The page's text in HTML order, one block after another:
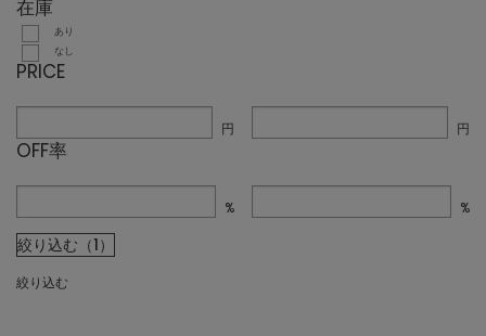
在庫
あり
なし
PRICE
円 円
OFF率
% %
絞り込む（1）
絞り込む